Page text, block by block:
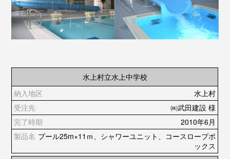
水上村立水上中学校
水上村
㈱武田建設 様
2010年6月
プール25m×11ｍ、シャワーユニット、コースロープボ
ックス